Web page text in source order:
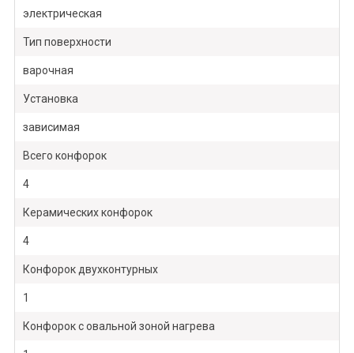
электрическая
Тип поверхности
варочная
Установка
зависимая
Всего конфорок
4
Керамических конфорок
4
Конфорок двухконтурных
1
Конфорок с овальной зоной нагрева